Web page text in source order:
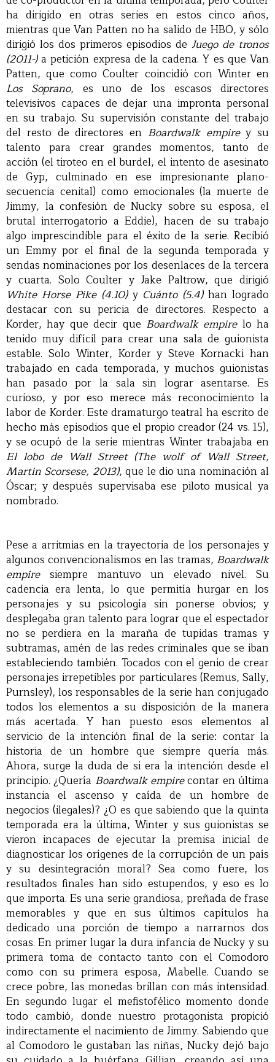
ha dirigido en otras series en estos cinco años,
mientras que Van Patten no ha salido de HBO, y sólo
dirigió los dos primeros episodios de Juego de tronos
(2011-)a petición expresa de la cadena. Y es que Van
Patten, que como Coulter coincidió con Winter en
Los Soprano, es uno de los escasos directores
televisivos capaces de dejar una impronta personal
en su trabajo. Su supervisión constante del trabajo
del resto de directores en Boardwalk empirey su
talento para crear grandes momentos, tanto de
acción (el tiroteo en el burdel, el intento de asesinato
de Gyp, culminado en ese impresionante plano-
secuencia cenital) como emocionales (la muerte de
Jimmy, la confesión de Nucky sobre su esposa, el
brutal interrogatorio a Eddie), hacen de su trabajo
algo imprescindible para el éxito de la serie. Recibió
un Emmy por el final de la segunda temporada y
sendas nominaciones por los desenlaces de la tercera
y cuarta. Solo Coulter y Jake Paltrow, que dirigió
White Horse Pike (4.10) y Cuánto (5.4)han logrado
destacar con su pericia de directores. Respecto a
Korder, hay que decir que Boardwalk empirelo ha
tenido muy difícil para crear una sala de guionista
estable. Solo Winter, Korder y Steve Kornacki han
trabajado en cada temporada, y muchos guionistas
han pasado por la sala sin lograr asentarse. Es
curioso, y por eso merece más reconocimiento la
labor de Korder. Este dramaturgo teatral ha escrito de
hecho más episodios que el propio creador (24 vs. 15),
y se ocupó de la serie mientras Winter trabajaba en
El lobo de Wall Street (The wolf of Wall Street,
Martin Scorsese, 2013), que le dio una nominación al
Óscar; y después supervisaba ese piloto musical ya
nombrado.
Pese a arritmias en la trayectoria de los personajes y
algunos convencionalismos en las tramas, Boardwalk
empiresiempre mantuvo un elevado nivel. Su
cadencia era lenta, lo que permitía hurgar en los
personajes y su psicología sin ponerse obvios; y
desplegaba gran talento para lograr que el espectador
no se perdiera en la maraña de tupidas tramas y
subtramas, amén de las redes criminales que se iban
estableciendo también. Tocados con el genio de crear
personajes irrepetibles por particulares (Remus, Sally,
Purnsley), los responsables de la serie han conjugado
todos los elementos a su disposición de la manera
más acertada. Y han puesto esos elementos al
servicio de la intención final de la serie: contar la
historia de un hombre que siempre quería más.
Ahora, surge la duda de si era la intención desde el
principio. ¿Quería Boardwalk empirecontar en última
instancia el ascenso y caída de un hombre de
negocios (ilegales)? ¿O es que sabiendo que la quinta
temporada era la última, Winter y sus guionistas se
vieron incapaces de ejecutar la premisa inicial de
diagnosticar los orígenes de la corrupción de un país
y su desintegración moral? Sea como fuere, los
resultados finales han sido estupendos, y eso es lo
que importa. Es una serie grandiosa, preñada de frase
memorables y que en sus últimos capítulos ha
dedicado una porción de tiempo a narrarnos dos
cosas. En primer lugar la dura infancia de Nucky y su
primera toma de contacto tanto con el Comodoro
como con su primera esposa, Mabelle. Cuando se
crece pobre, las monedas brillan con más intensidad.
En segundo lugar el mefistofélico momento donde
todo cambió, donde nuestro protagonista propició
indirectamente el nacimiento de Jimmy. Sabiendo que
al Comodoro le gustaban las niñas, Nucky dejó bajo